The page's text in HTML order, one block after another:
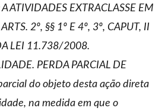
ATIVIDADES EXTRACLASSE EM
2º, §§ 1º E 4º, 3º, CAPUT, II
LEI 11.738/2008.
PERDA PARCIAL DE
do objeto desta ação direta
na medida em que o